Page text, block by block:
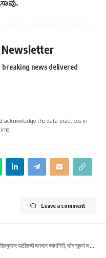
Newsletter
news delivered
acknowledge the data practices in
Leave a comment
रौप्य पदकांची कमाई-ವಿಶ್ವ ಅಥ್ಲೆಟಿಕ್ ಡೇ ಅಂಗವಾಗಿ ಸುಶೀಲಕುಮಾರ ಪಾಟೀಲರ ಅದ್ಭುತ ಸಾಧನೆ; ಎರಡು ಚಿನ್ನ ಹಾಗೂ ಒಂದು ಬೆಳ್ಳಿ ಪದಕಗಳ ಗೆಲುವು